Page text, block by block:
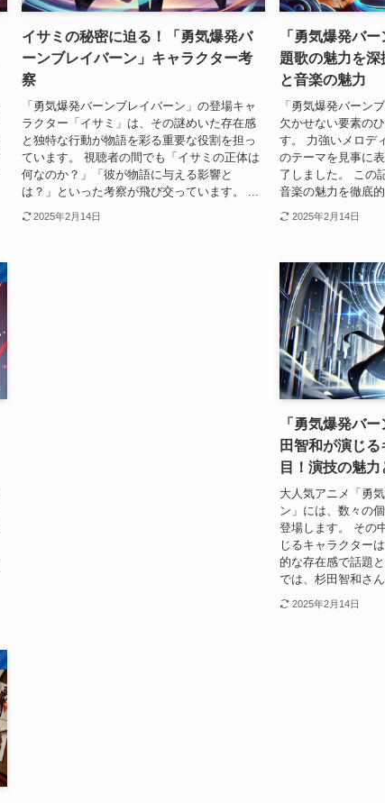
イサミの秘密に迫る！「勇気爆発バ
ーンブレイバーン」キャラクター考
察
「勇気爆発バーンブレイバーン」の登場キャ
ラクター「イサミ」は、その謎めいた存在感
と独特な行動が物語を彩る重要な役割を担っ
ています。 視聴者の間でも「イサミの正体は
何なのか？」「彼が物語に与える影響と
は？」といった考察が飛び交っています。 ...
2025年2月14日
「勇気爆発バ
題歌の魅力を深
と音楽の魅力
「勇気爆発バーン
欠かせない要素の
す。 力強いメロデ
のテーマを見事に
了しました。 この
音楽の魅力を徹底
2025年2月14日
「勇気爆発バ
田智和が演じ
目！演技の魅力
大人気アニメ「勇
ン」には、数々の
登場します。 その
じるキャラクター
的な存在感で話題
では、杉田智和さ
2025年2月14日